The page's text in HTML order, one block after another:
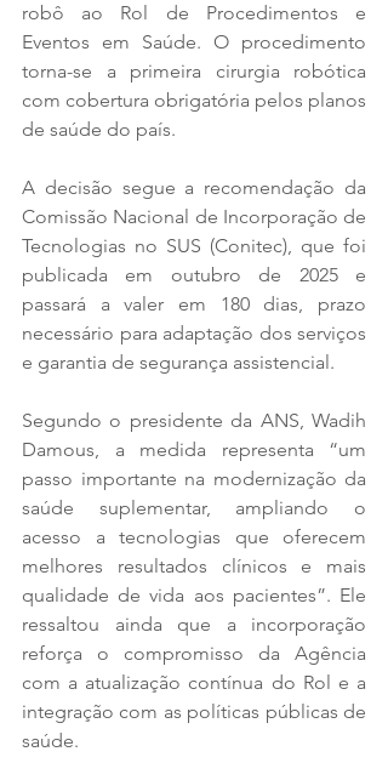
robô ao Rol de Procedimentos e
Eventos em Saúde. O procedimento
torna-se a primeira cirurgia robótica
com cobertura obrigatória pelos planos
de saúde do país.
A decisão segue a recomendação da
Comissão Nacional de Incorporação de
Tecnologias no SUS (Conitec), que foi
publicada em outubro de 2025 e
passará a valer em 180 dias, prazo
necessário para adaptação dos serviços
e garantia de segurança assistencial.
Segundo o presidente da ANS, Wadih
Damous, a medida representa “um
passo importante na modernização da
saúde suplementar, ampliando o
acesso a tecnologias que oferecem
melhores resultados clínicos e mais
qualidade de vida aos pacientes”. Ele
ressaltou ainda que a incorporação
reforça o compromisso da Agência
com a atualização contínua do Rol e a
integração com as políticas públicas de
saúde.